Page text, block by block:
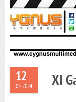
12
05 2024 XI